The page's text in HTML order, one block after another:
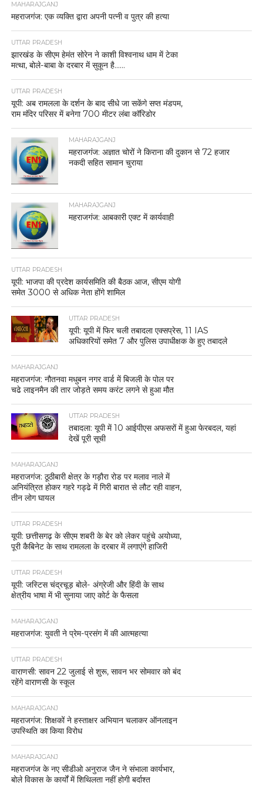
MAHARAJGANJ
महराजगंज: एक व्यक्ति द्वारा अपनी पत्नी व पुत्र की हत्या
UTTAR PRADESH
झारखंड के सीएम हेमंत सोरेन ने काशी विश्वनाथ धाम में टेका
मत्था, बोले-बाबा के दरबार में सुकून है……
UTTAR PRADESH
यूपी: अब रामलला के दर्शन के बाद सीधे जा सकेंगे सप्त मंडपम,
राम मंदिर परिसर में बनेगा 700 मीटर लंबा कॉरिडोर
MAHARAJGANJ
महराजगंज: अज्ञात चोरों ने किराना की दुकान से 72 हजार
नकदी सहित सामान चुराया
MAHARAJGANJ
महराजगंज: आबकारी एक्ट में कार्यवाही
UTTAR PRADESH
यूपी: भाजपा की प्रदेश कार्यसमिति की बैठक आज, सीएम योगी
समेत 3000 से अधिक नेता होंगे शामिल
UTTAR PRADESH
यूपी: यूपी में फिर चली तबादला एक्सप्रेस, 11 IAS
अधिकारियों समेत 7 और पुलिस उपाधीक्षक के हुए तबादले
MAHARAJGANJ
महराजगंज: नौतनवा मधुबन नगर वार्ड में बिजली के पोल पर
चढे लाइनमैन की तार जोड़ते समय करंट लगने से हुआ मौत
UTTAR PRADESH
तबादला: यूपी में 10 आईपीएस अफसरों में हुआ फेरबदल, यहां
देखें पूरी सूची
MAHARAJGANJ
महराजगंज: ठूठीबारी क्षेत्र के गड़ौरा रोड पर मलाव नाले में
अनियंत्रित होकर गहरे गड्ढे में गिरी बारात से लौट रही वाहन,
तीन लोग घायल
UTTAR PRADESH
यूपी: छत्तीसगढ़ के सीएम शबरी के बेर को लेकर पहुंचे अयोध्या,
पूरी कैबिनेट के साथ रामलला के दरबार में लगाएंगे हाजिरी
UTTAR PRADESH
यूपी: जस्टिस चंद्रचूड़ बोले- अंग्रेजी और हिंदी के साथ
क्षेत्रीय भाषा में भी सुनाया जाए कोर्ट के फैसला
MAHARAJGANJ
महराजगंज: युवती ने प्रेम-प्रसंग में की आत्महत्या
UTTAR PRADESH
वाराणसी: सावन 22 जुलाई से शुरू, सावन भर सोमवार को बंद
रहेंगे वाराणसी के स्कूल
MAHARAJGANJ
महराजगंज: शिक्षकों ने हस्ताक्षर अभियान चलाकर ऑनलाइन
उपस्थिति का किया विरोध
MAHARAJGANJ
महराजगंज के नए सीडीओ अनुराज जैन ने संभाला कार्यभार,
बोले विकास के कार्यों में शिथिलता नहीं होगी बर्दाश्त